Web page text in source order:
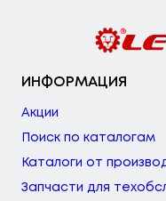
ИНФОРМАЦИЯ
Акции
Поиск по каталогам
Каталоги от
Запчасти для